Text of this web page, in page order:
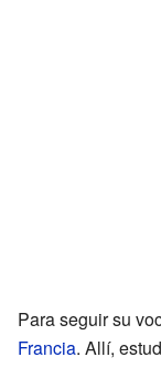
Para seguir su
Francia. Allí,